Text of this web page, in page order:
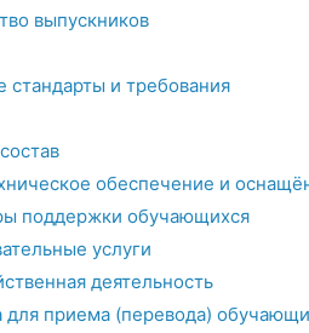
выпускников
стандарты и требования
обеспечение и
поддержки обучающихся
услуги
деятельность
для приема (перевода)